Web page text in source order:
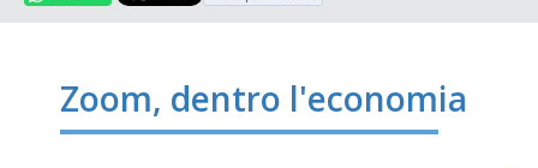
Zoom, dentro l'economia